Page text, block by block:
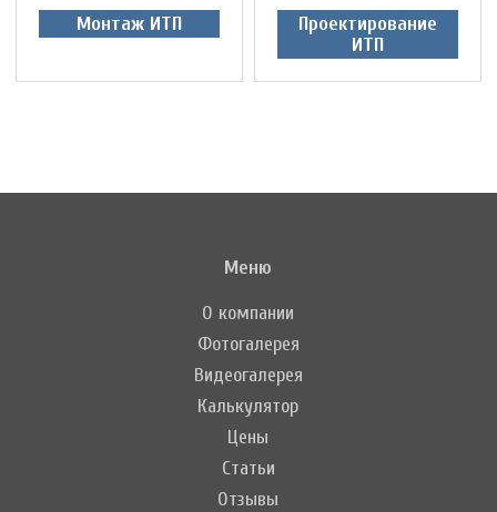
Монтаж ИТП
Проектирование
ИТП
Меню
О компании
Фотогалерея
Видеогалерея
Калькулятор
Цены
Статьи
Отзывы